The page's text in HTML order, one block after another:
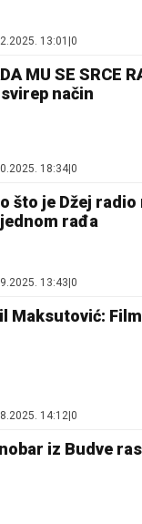
13:01 0
MU SE SRCE
način
18:34 0
što je Džej
rađa
13:43 0
Maksutović:
14:12|0
iz Budve